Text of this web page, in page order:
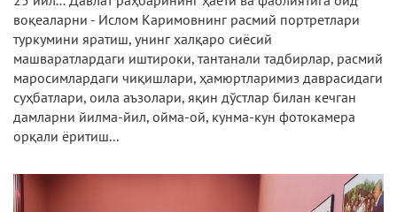
воқеаларни - Ислом Каримовнинг расмий портретлари
туркумини яратиш, унинг халқаро сиёсий
машваратлардаги иштироки, тантанали тадбирлар, расмий
маросимлардаги чиқишлари, ҳамюртларимиз даврасидаги
суҳбатлари, оила аъзолари, яқин дўстлар билан кечган
дамларни йилма-йил, ойма-ой, кунма-кун фотокамера
орқали ёритиш...